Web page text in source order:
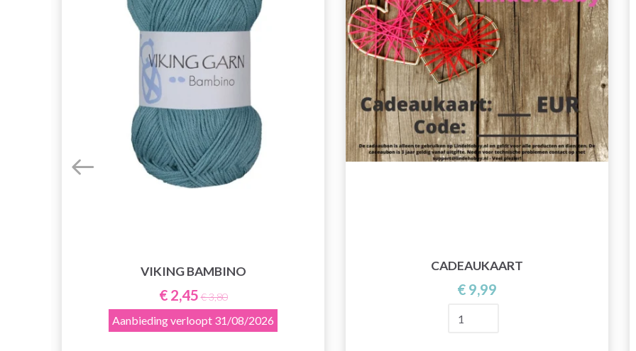
VIKING BAMBINO
€ 2,45 € 3,80
Aanbieding verloopt 31/08/2026
CADEAUKAART
€ 9,99